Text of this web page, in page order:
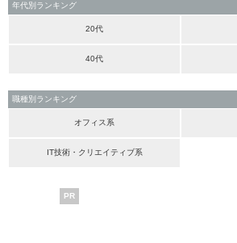
年代別ランキング
20代
40代
職種別ランキング
オフィス系
IT技術・クリエイティブ系
PR